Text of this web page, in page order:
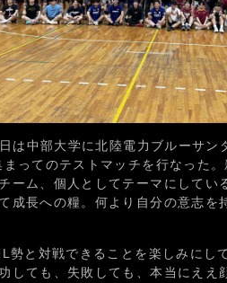
は中部大学に北陸電力ブルーサ
ってのテストマッチを行なった
ーム、個人としてテーマにしてい
成長への糧。何より自分の意志を
勢と対戦できることを楽しみにし
しても、失敗しても、本当にええ